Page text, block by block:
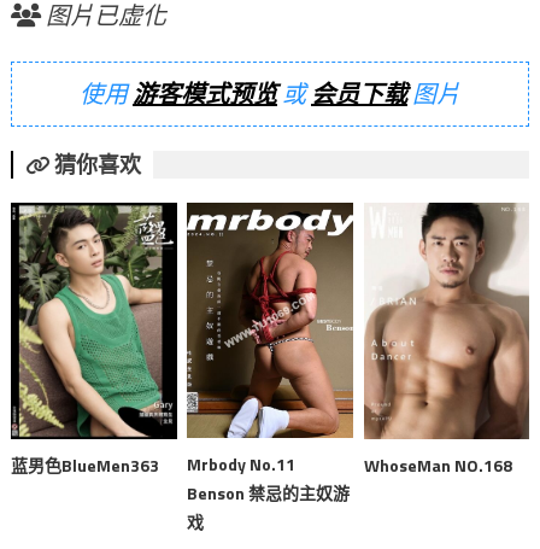
图片已虚化
使用游客模式预览或会员下载图片
猜你喜欢
蓝男色BlueMen363
Mrbody No.11
Benson 禁忌的主奴游
戏
WhoseMan NO.168